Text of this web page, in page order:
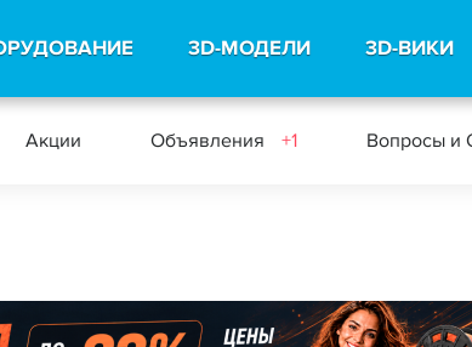
3D-МОДЕЛИ 3D-ВИКИ
Акции Объявления +1 Вопросы и